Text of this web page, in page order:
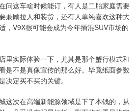
问这车啥时候能订，有人是二胎家庭需要
兼顾拉人和装货，还有人单纯喜欢这种大
，V9X很可能会成为今年插混SUV市场的
里实际体验一下，尤其是那个蟹行模式和
是不是真像宣传的那么好。毕竟纸面参数
决定买不买的关键。
这次在高端新能源领域是下了本钱的，从